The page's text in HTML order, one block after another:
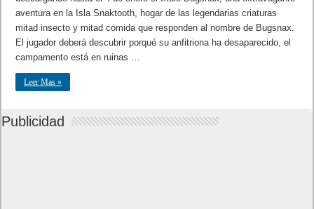
aventura en la Isla Snaktooth, hogar de las legendarias criaturas
mitad insecto y mitad comida que responden al nombre de Bugsnax.
El jugador deberá descubrir porqué su anfitriona ha desaparecido, el
campamento está en ruinas …
Leer Mas »
Publicidad